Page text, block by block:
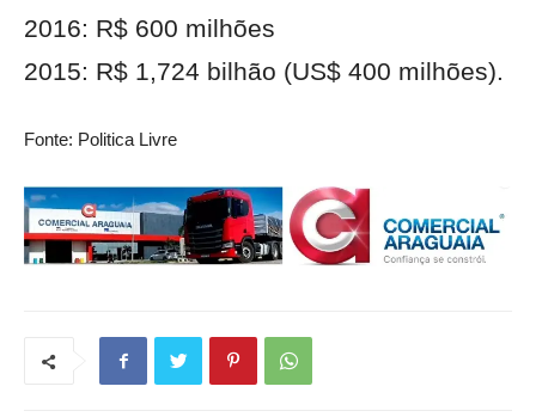
2016: R$ 600 milhões
2015: R$ 1,724 bilhão (US$ 400 milhões).
Fonte: Politica Livre